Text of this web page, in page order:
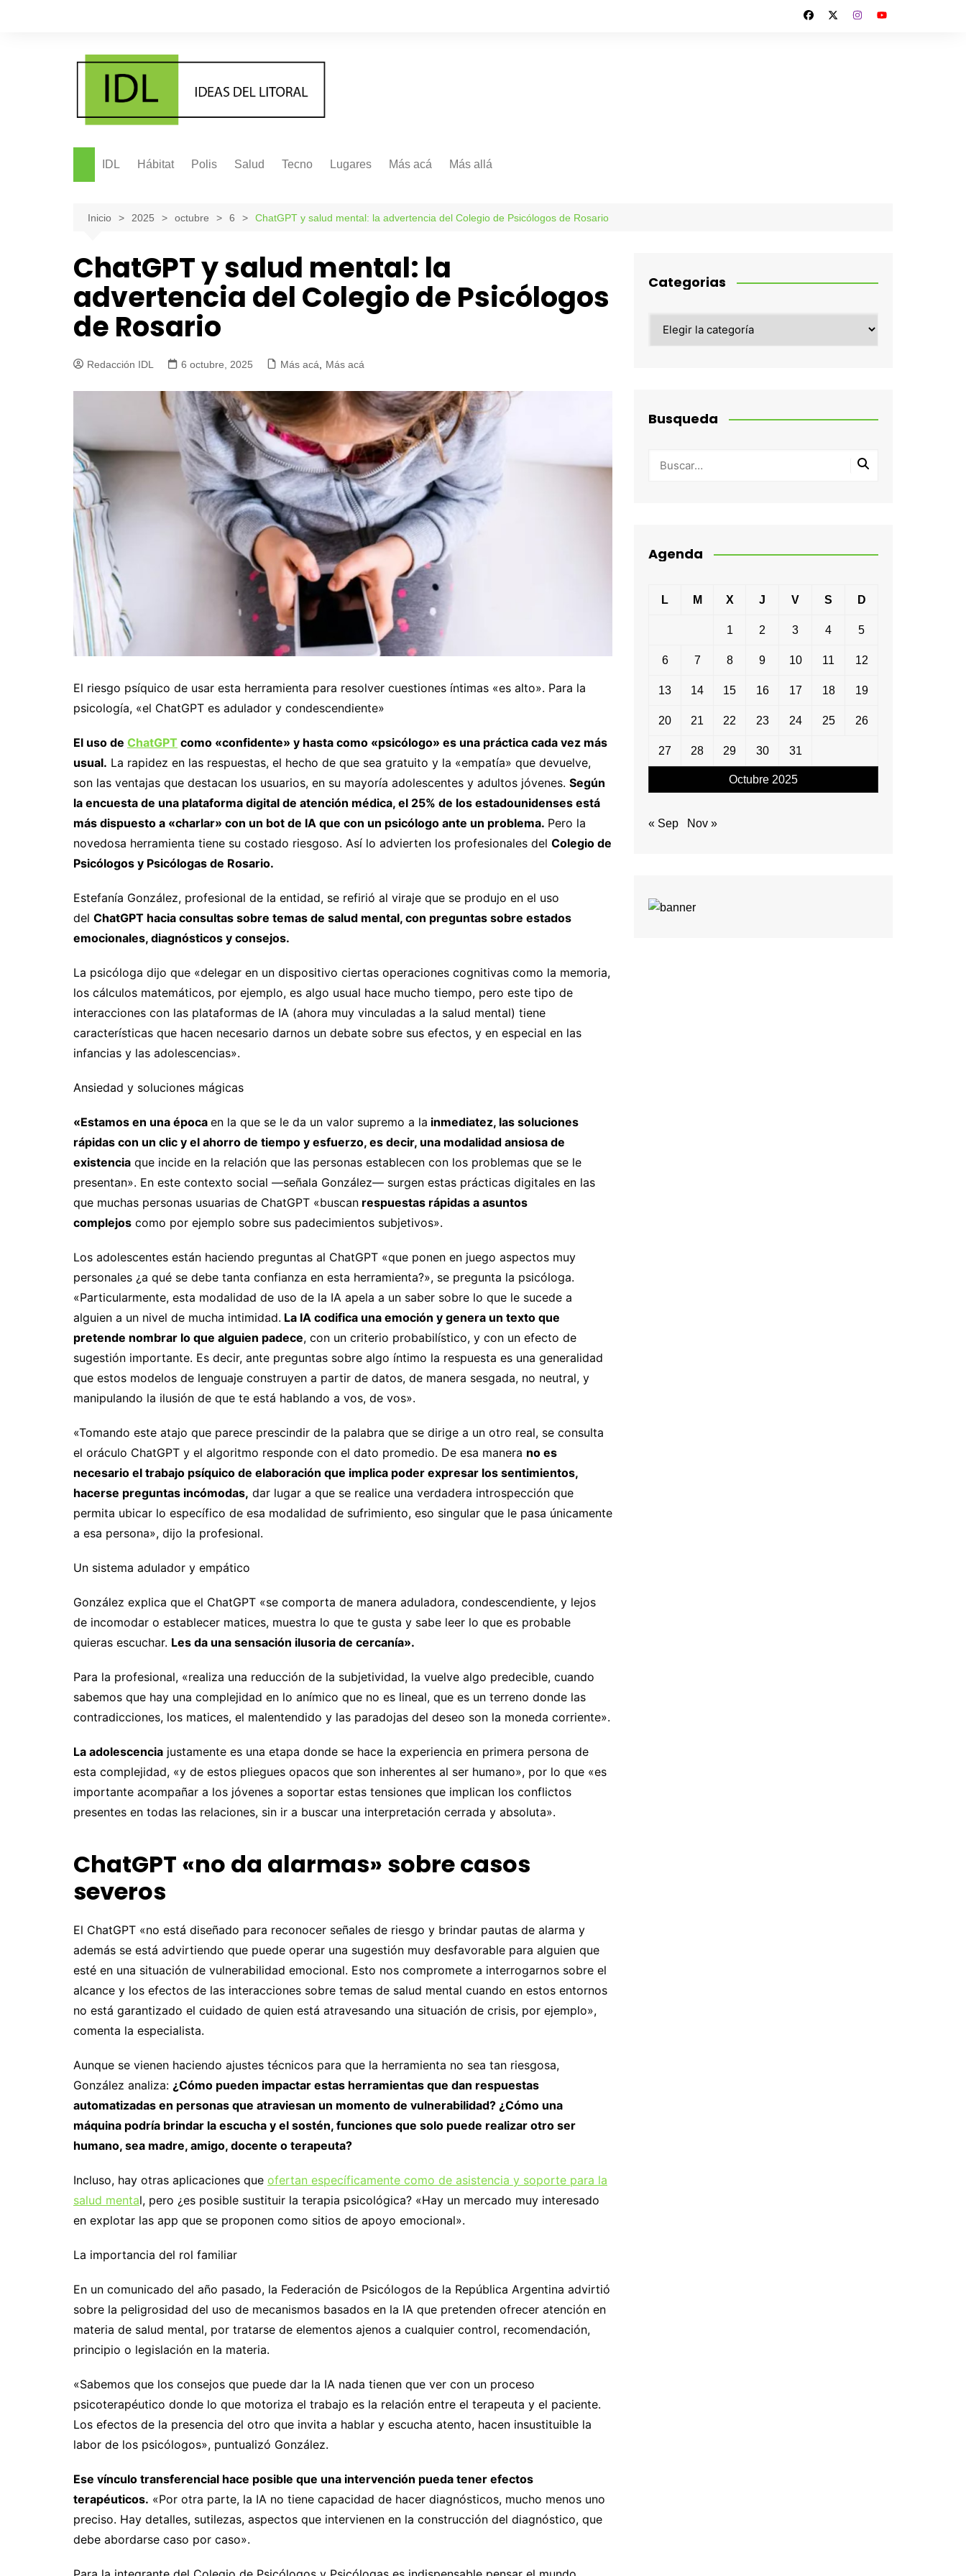
IDL Hábitat Polis Salud Tecno Lugares Más acá Más allá
Internacionales Más allá
Inicio 2025 octubre 6 ChatGPT y salud mental: la advertencia del Colegio de Psicólogos de Rosario
ChatGPT y salud mental: la
advertencia del Colegio de Psicólogos
de Rosario
Redacción IDL 6 octubre, 2025 Más acá, Más acá
El riesgo psíquico de usar esta herramienta para resolver cuestiones íntimas «es alto». Para la
psicología, «el ChatGPT es adulador y condescendiente»
El uso de ChatGPT como «confidente» y hasta como «psicólogo» es una práctica cada vez más
usual. La rapidez en las respuestas, el hecho de que sea gratuito y la «empatía» que devuelve,
son las ventajas que destacan los usuarios, en su mayoría adolescentes y adultos jóvenes. Según
la encuesta de una plataforma digital de atención médica, el 25% de los estadounidenses está
más dispuesto a «charlar» con un bot de IA que con un psicólogo ante un problema. Pero la
novedosa herramienta tiene su costado riesgoso. Así lo advierten los profesionales del Colegio de
Psicólogos y Psicólogas de Rosario.
Estefanía González, profesional de la entidad, se refirió al viraje que se produjo en el uso
del ChatGPT hacia consultas sobre temas de salud mental, con preguntas sobre estados
emocionales, diagnósticos y consejos.
La psicóloga dijo que «delegar en un dispositivo ciertas operaciones cognitivas como la memoria,
los cálculos matemáticos, por ejemplo, es algo usual hace mucho tiempo, pero este tipo de
interacciones con las plataformas de IA (ahora muy vinculadas a la salud mental) tiene
características que hacen necesario darnos un debate sobre sus efectos, y en especial en las
infancias y las adolescencias».
Ansiedad y soluciones mágicas
«Estamos en una época en la que se le da un valor supremo a la inmediatez, las soluciones
rápidas con un clic y el ahorro de tiempo y esfuerzo, es decir, una modalidad ansiosa de
existencia que incide en la relación que las personas establecen con los problemas que se le
presentan». En este contexto social —señala González— surgen estas prácticas digitales en las
que muchas personas usuarias de ChatGPT «buscan respuestas rápidas a asuntos
complejos como por ejemplo sobre sus padecimientos subjetivos».
Los adolescentes están haciendo preguntas al ChatGPT «que ponen en juego aspectos muy
personales ¿a qué se debe tanta confianza en esta herramienta?», se pregunta la psicóloga.
«Particularmente, esta modalidad de uso de la IA apela a un saber sobre lo que le sucede a
alguien a un nivel de mucha intimidad. La IA codifica una emoción y genera un texto que
pretende nombrar lo que alguien padece, con un criterio probabilístico, y con un efecto de
sugestión importante. Es decir, ante preguntas sobre algo íntimo la respuesta es una generalidad
que estos modelos de lenguaje construyen a partir de datos, de manera sesgada, no neutral, y
manipulando la ilusión de que te está hablando a vos, de vos».
«Tomando este atajo que parece prescindir de la palabra que se dirige a un otro real, se consulta
el oráculo ChatGPT y el algoritmo responde con el dato promedio. De esa manera no es
necesario el trabajo psíquico de elaboración que implica poder expresar los sentimientos,
hacerse preguntas incómodas, dar lugar a que se realice una verdadera introspección que
permita ubicar lo específico de esa modalidad de sufrimiento, eso singular que le pasa únicamente
a esa persona», dijo la profesional.
Un sistema adulador y empático
González explica que el ChatGPT «se comporta de manera aduladora, condescendiente, y lejos
de incomodar o establecer matices, muestra lo que te gusta y sabe leer lo que es probable
quieras escuchar. Les da una sensación ilusoria de cercanía».
Para la profesional, «realiza una reducción de la subjetividad, la vuelve algo predecible, cuando
sabemos que hay una complejidad en lo anímico que no es lineal, que es un terreno donde las
contradicciones, los matices, el malentendido y las paradojas del deseo son la moneda corriente».
La adolescencia justamente es una etapa donde se hace la experiencia en primera persona de
esta complejidad, «y de estos pliegues opacos que son inherentes al ser humano», por lo que «es
importante acompañar a los jóvenes a soportar estas tensiones que implican los conflictos
presentes en todas las relaciones, sin ir a buscar una interpretación cerrada y absoluta».
ChatGPT «no da alarmas» sobre casos
severos
El ChatGPT «no está diseñado para reconocer señales de riesgo y brindar pautas de alarma y
además se está advirtiendo que puede operar una sugestión muy desfavorable para alguien que
esté en una situación de vulnerabilidad emocional. Esto nos compromete a interrogarnos sobre el
alcance y los efectos de las interacciones sobre temas de salud mental cuando en estos entornos
no está garantizado el cuidado de quien está atravesando una situación de crisis, por ejemplo»,
comenta la especialista.
Aunque se vienen haciendo ajustes técnicos para que la herramienta no sea tan riesgosa,
González analiza: ¿Cómo pueden impactar estas herramientas que dan respuestas
automatizadas en personas que atraviesan un momento de vulnerabilidad? ¿Cómo una
máquina podría brindar la escucha y el sostén, funciones que solo puede realizar otro ser
humano, sea madre, amigo, docente o terapeuta?
Incluso, hay otras aplicaciones que ofertan específicamente como de asistencia y soporte para la
salud mental, pero ¿es posible sustituir la terapia psicológica? «Hay un mercado muy interesado
en explotar las app que se proponen como sitios de apoyo emocional».
La importancia del rol familiar
En un comunicado del año pasado, la Federación de Psicólogos de la República Argentina advirtió
sobre la peligrosidad del uso de mecanismos basados en la IA que pretenden ofrecer atención en
materia de salud mental, por tratarse de elementos ajenos a cualquier control, recomendación,
principio o legislación en la materia.
«Sabemos que los consejos que puede dar la IA nada tienen que ver con un proceso
psicoterapéutico donde lo que motoriza el trabajo es la relación entre el terapeuta y el paciente.
Los efectos de la presencia del otro que invita a hablar y escucha atento, hacen insustituible la
labor de los psicólogos», puntualizó González.
Ese vínculo transferencial hace posible que una intervención pueda tener efectos
terapéuticos. «Por otra parte, la IA no tiene capacidad de hacer diagnósticos, mucho menos uno
preciso. Hay detalles, sutilezas, aspectos que intervienen en la construcción del diagnóstico, que
debe abordarse caso por caso».
Categorias
Busqueda
Agenda
Octubre 2025
L M X J V S D
1 2 3 4 5
6 7 8 9 10 11 12
13 14 15 16 17 18 19
20 21 22 23 24 25 26
27 28 29 30 31
« Sep Nov »